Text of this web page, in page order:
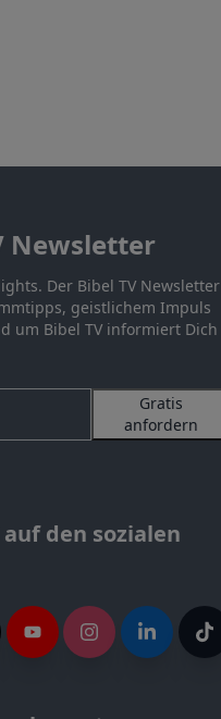
Newsletter
Der Bibel TV Newsletter
geistlichem Impuls
um Bibel TV informiert Dich
Gratis
anfordern
auf den sozialen